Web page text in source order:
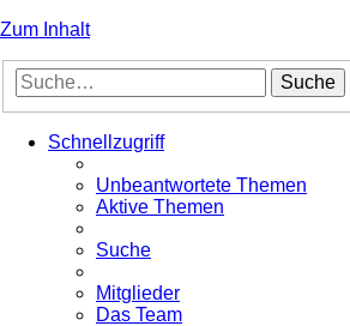
Zum Inhalt
Suche
Schnellzugriff
Unbeantwortete Themen
Aktive Themen
Suche
Mitglieder
Das Team